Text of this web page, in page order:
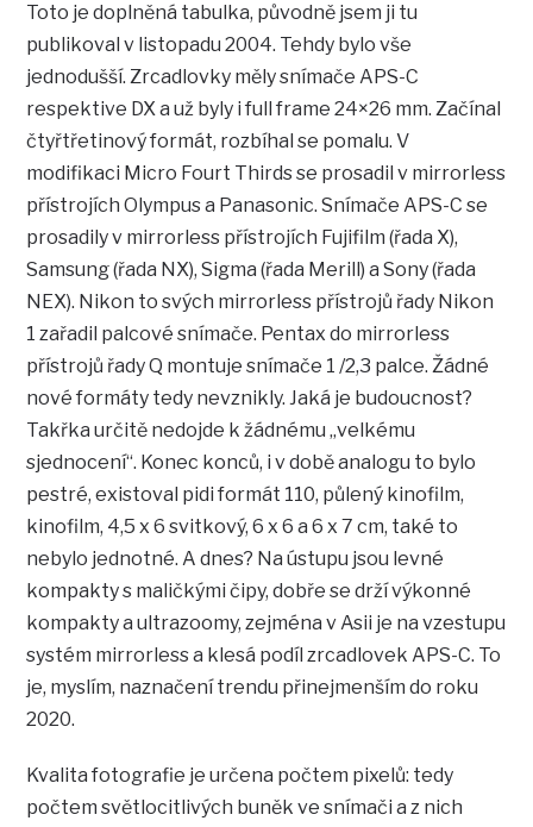
Toto je doplněná tabulka, původně jsem ji tu
publikoval v listopadu 2004. Tehdy bylo vše
jednodušší. Zrcadlovky měly snímače APS-C
respektive DX a už byly i full frame 24×26 mm. Začínal
čtyřtřetinový formát, rozbíhal se pomalu. V
modifikaci Micro Fourt Thirds se prosadil v mirrorless
přístrojích Olympus a Panasonic. Snímače APS-C se
prosadily v mirrorless přístrojích Fujifilm (řada X),
Samsung (řada NX), Sigma (řada Merill) a Sony (řada
NEX). Nikon to svých mirrorless přístrojů řady Nikon
1 zařadil palcové snímače. Pentax do mirrorless
přístrojů řady Q montuje snímače 1 /2,3 palce. Žádné
nové formáty tedy nevznikly. Jaká je budoucnost?
Takřka určitě nedojde k žádnému „velkému
sjednocení“. Konec konců, i v době analogu to bylo
pestré, existoval pidi formát 110, půlený kinofilm,
kinofilm, 4,5 x 6 svitkový, 6 x 6 a 6 x 7 cm, také to
nebylo jednotné. A dnes? Na ústupu jsou levné
kompakty s maličkými čipy, dobře se drží výkonné
kompakty a ultrazoomy, zejména v Asii je na vzestupu
systém mirrorless a klesá podíl zrcadlovek APS-C. To
je, myslím, naznačení trendu přinejmenším do roku
2020.
Kvalita fotografie je určena počtem pixelů: tedy
počtem světlocitlivých buněk ve snímači a z nich